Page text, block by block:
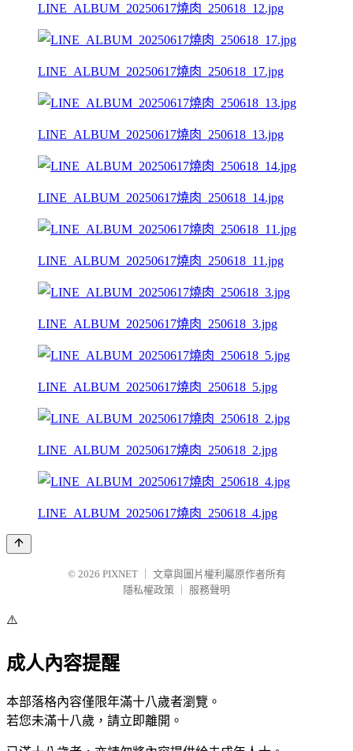
LINE_ALBUM_20250617燒肉_250618_12.jpg
LINE_ALBUM_20250617燒肉_250618_17.jpg
LINE_ALBUM_20250617燒肉_250618_13.jpg
LINE_ALBUM_20250617燒肉_250618_14.jpg
LINE_ALBUM_20250617燒肉_250618_11.jpg
LINE_ALBUM_20250617燒肉_250618_3.jpg
LINE_ALBUM_20250617燒肉_250618_5.jpg
LINE_ALBUM_20250617燒肉_250618_2.jpg
LINE_ALBUM_20250617燒肉_250618_4.jpg
© 2026 PIXNET
文章與圖片權利屬原作者所有
隱私權政策
服務聲明
⚠️
成人內容提醒
本部落格內容僅限年滿十八歲者瀏覽。
若您未滿十八歲，請立即離開。